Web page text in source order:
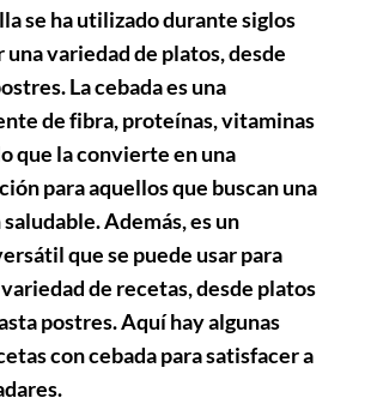
se ha utilizado durante siglos
una variedad de platos, desde
La cebada es una
de fibra, proteínas, vitaminas
que la convierte en una
para aquellos que buscan una
Además, es un
que se puede usar para
de recetas, desde platos
postres. Aquí hay algunas
con cebadapara satisfacer a